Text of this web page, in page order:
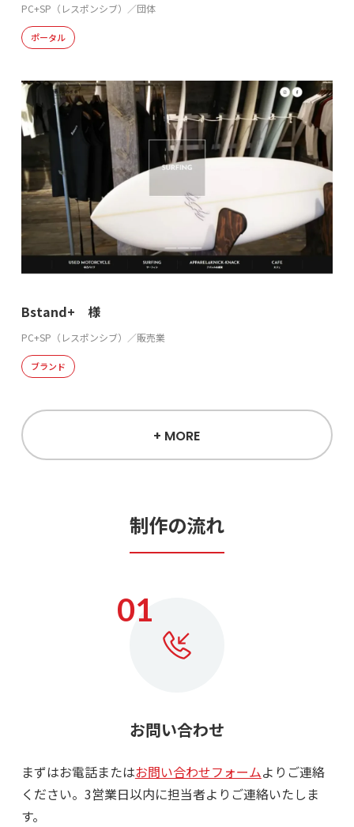
PC+SP（レスポンシブ）／団体
ポータル
Bstand+ 様
PC+SP（レスポンシブ）／販売業
ブランド
+ MORE
制作の流れ
お問い合わせ
まずはお電話またはお問い合わせフォームよりご連絡
ください。3営業日以内に担当者よりご連絡いたしま
す。